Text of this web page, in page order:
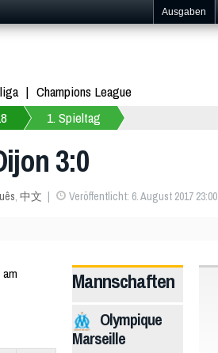
Ausgaben
Champions League
1. Spieltag
3:0
, 中文 Veröffentlicht: 6. August 2017 23:00
Mannschaften
Olympique
Marseille